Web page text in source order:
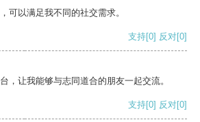
可以满足我不同的社交需求。
支持[0] 反对[0]
，让我能够与志同道合的朋友一起交流。
支持[0] 反对[0]